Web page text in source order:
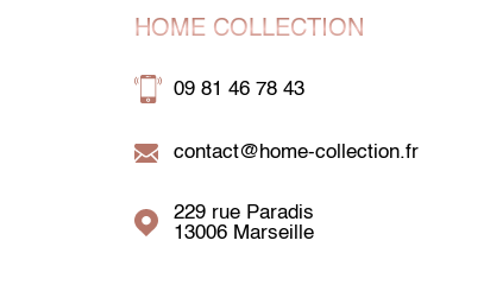
HOME COLLECTION
09 81 46 78 43
contact@home-collection.fr
229 rue Paradis
13006
Marseille